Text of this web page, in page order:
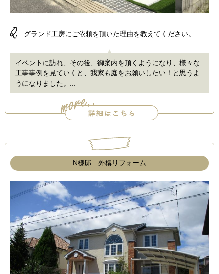
Q. グランド工房にご依頼を頂いた理由を教えてください。
イベントに訪れ、その後、御案内を頂くようになり、様々な
工事事例を見ていくと、我家も庭をお願いしたい！と思うよ
うになりました。...
N様邸 外構リフォーム